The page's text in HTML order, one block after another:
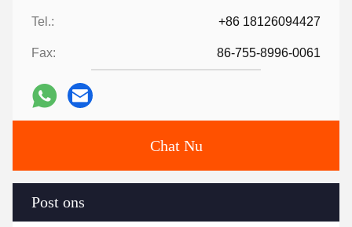
Tel.: +86 18126094427
Fax: 86-755-8996-0061
Chat Nu
Post ons